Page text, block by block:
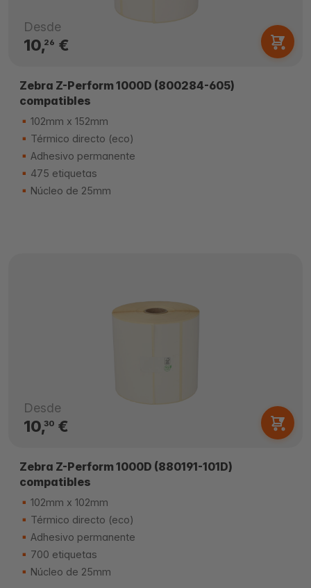
Desde
10,26 €
Zebra Z-Perform 1000D (800284-605)
compatibles
102mm x 152mm
Térmico directo (eco)
Adhesivo permanente
475 etiquetas
Núcleo de 25mm
Desde
10,30€
Zebra Z-Perform 1000D (880191-101D)
compatibles
102mm x 102mm
Térmico directo (eco)
Adhesivo permanente
700 etiquetas
Núcleo de 25mm